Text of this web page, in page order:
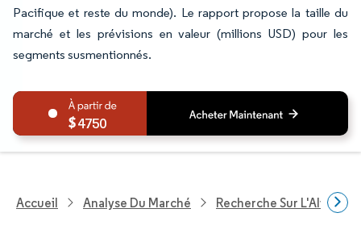
Pacifique et reste du monde). Le rapport propose la taille du
marché et les prévisions en valeur (millions USD) pour les
segments susmentionnés.
4750
Accueil Analyse Du Marché Recherche Sur